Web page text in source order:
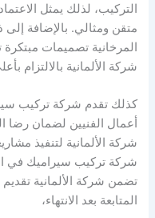
التركيب، لذلك يمثل
متقن ومثالي. بالإضافة
المرخانية تصميمات
شركة الألمانية بالالتزام
كذلك تقدم شركة تركيب
أعمال الفنيين لضمان رضا
شركة الألمانية لتنفيذ
شركة تركيب سيراميك في
تضمن شركة الألمانية
المتابعة بعد الانتهاء،